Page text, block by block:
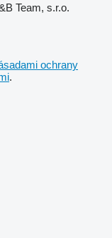
Team, s.r.o.
ochrany
.